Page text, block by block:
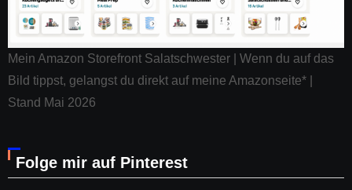
Mein Amazon Storefront Salatschwester | Wenn du auf das
Bild tippst, gelangst du direkt auf meine Amazonseite* |
Stand Mai 2026
Folge mir auf Pinterest